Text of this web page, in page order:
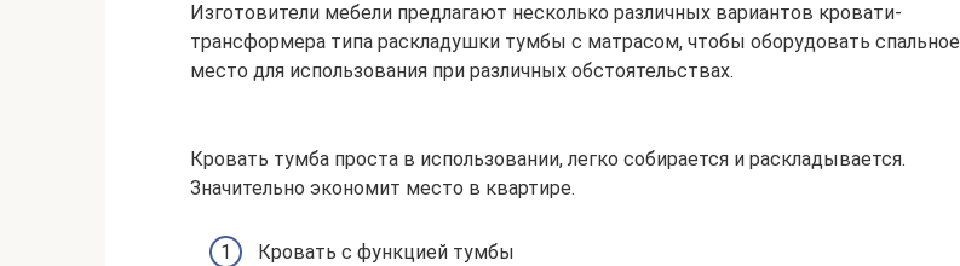
Изготовители мебели предлагают несколько различных вариантов кровати-
трансформера типа раскладушки тумбы с матрасом, чтобы оборудовать спальное
место для использования при различных обстоятельствах.
Кровать тумба проста в использовании, легко собирается и раскладывается.
Значительно экономит место в квартире.
Кровать с функцией тумбы